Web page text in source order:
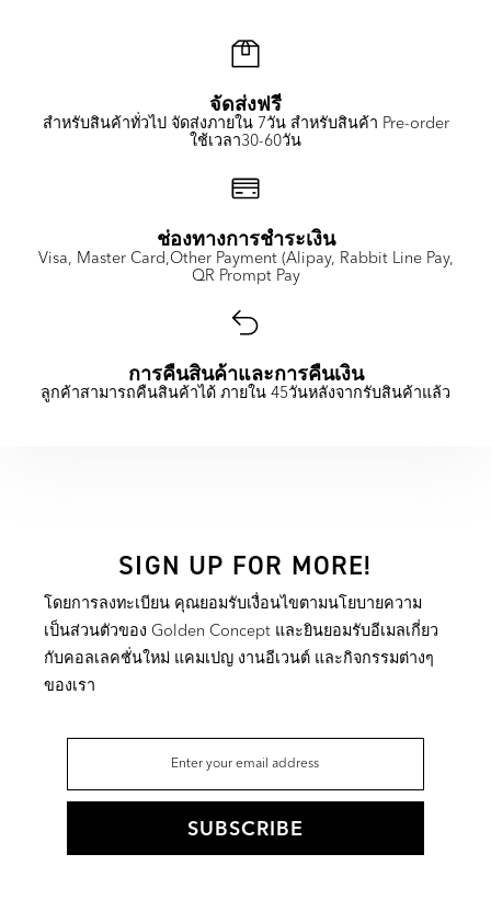
จัดส่งฟรี
สำหรับสินค้าทั่วไป จัดส่งภายใน 7วัน สำหรับสินค้า Pre-order
ใช้เวลา30-60วัน
ช่องทางการชำระเงิน
Visa, Master Card,Other Payment (Alipay, Rabbit Line Pay,
QR Prompt Pay
การคืนสินค้าและการคืนเงิน
ลูกค้าสามารถคืนสินค้าได้ ภายใน 45วันหลังจากรับสินค้าแล้ว
SIGN UP FOR MORE!
โดยการลงทะเบียน คุณยอมรับเงื่อนไขตามนโยบายความ
เป็นส่วนตัวของ Golden Concept และยินยอมรับอีเมลเกี่ยว
กับคอลเลคชั่นใหม่ แคมเปญ งานอีเวนต์ และกิจกรรมต่างๆ
ของเรา